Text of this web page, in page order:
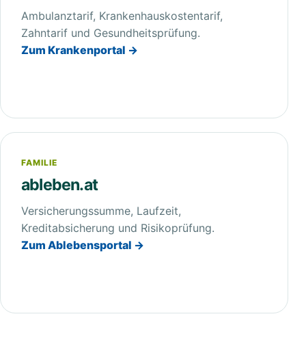
Ambulanztarif, Krankenhauskostentarif,
Zahntarif und Gesundheitsprüfung.
Zum Krankenportal →
FAMILIE
ableben.at
Versicherungssumme, Laufzeit,
Kreditabsicherung und Risikoprüfung.
Zum Ablebensportal →